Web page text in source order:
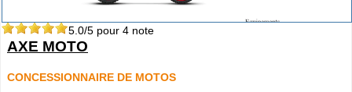
5.0/5 pour 4 note
AXE MOTO
CONCESSIONNAIRE DE MOTOS